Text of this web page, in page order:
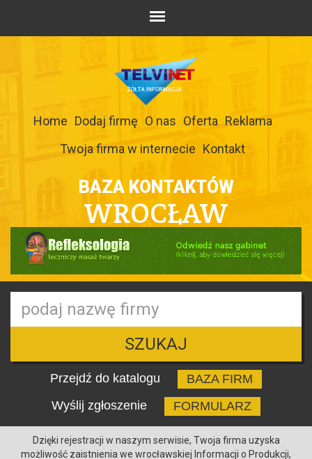
Home Dodaj firmę O nas Oferta Reklama
Twoja firma w internecie Kontakt
BAZA KONTAKTÓW
WROCŁAW
SZUKAJ
Przejdź do katalogu
BAZA FIRM
Wyślij zgłoszenie
FORMULARZ
Dzięki rejestracji w naszym serwisie, Twoja firma uzyska
możliwość zaistnienia we wrocławskiej Informacji o Produkcji,